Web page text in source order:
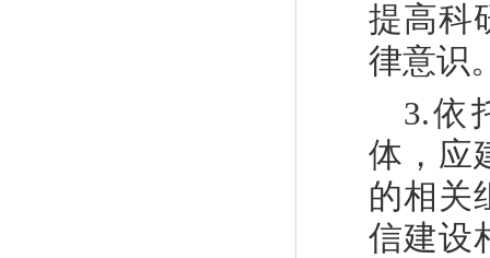
提高科
律意识
3.依
体，应
的相关
信建设